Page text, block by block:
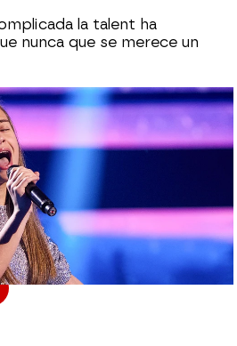
la talent ha
nunca que se merece un
julio de 2025, 00:18